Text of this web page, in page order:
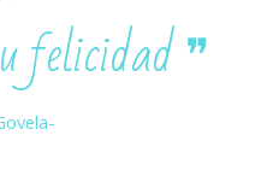
felicidad ❞